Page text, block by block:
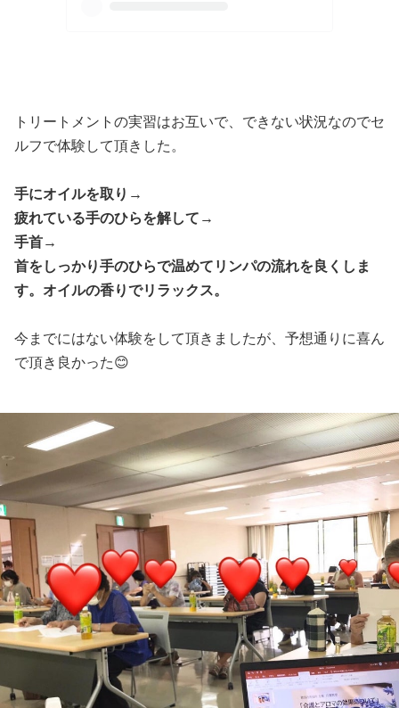
トリートメントの実習はお互いで、できない状況なのでセ
ルフで体験して頂きした。
手にオイルを取り→
疲れている手のひらを解して→
手首→
首をしっかり手のひらで温めてリンパの流れを良くしま
す。オイルの香りでリラックス。
今までにはない体験をして頂きましたが、予想通りに喜ん
で頂き良かった😊